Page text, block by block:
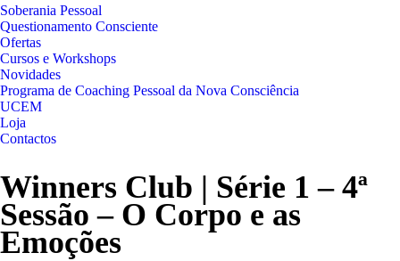
Soberania Pessoal
Questionamento Consciente
Ofertas
Cursos e Workshops
Novidades
Programa de Coaching Pessoal da Nova Consciência
UCEM
Loja
Contactos
Winners Club | Série 1 – 4ª
Sessão – O Corpo e as
Emoções